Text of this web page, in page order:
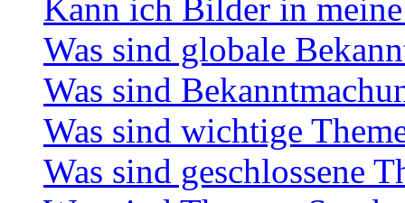
Kann ich Bilder in
Was sind globale
Was sind
Was sind wichtige
Was sind geschlossene